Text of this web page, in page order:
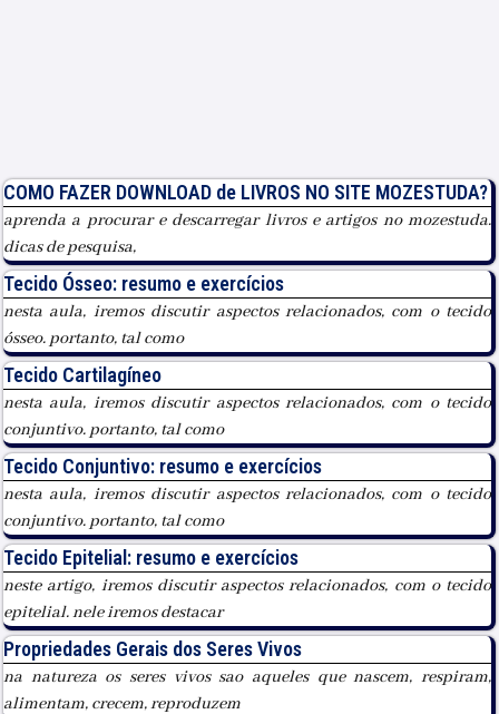
COMO FAZER DOWNLOAD de LIVROS NO SITE MOZESTUDA?
aprenda a procurar e descarregar livros e artigos no mozestuda.
dicas de pesquisa,
Tecido Ósseo: resumo e exercícios
nesta aula, iremos discutir aspectos relacionados, com o tecido
ósseo. portanto, tal como
Tecido Cartilagíneo
nesta aula, iremos discutir aspectos relacionados, com o tecido
conjuntivo. portanto, tal como
Tecido Conjuntivo: resumo e exercícios
nesta aula, iremos discutir aspectos relacionados, com o tecido
conjuntivo. portanto, tal como
Tecido Epitelial: resumo e exercícios
neste artigo, iremos discutir aspectos relacionados, com o tecido
epitelial. nele iremos destacar
Propriedades Gerais dos Seres Vivos
na natureza os seres vivos sao aqueles que nascem, respiram,
alimentam, crecem, reproduzem